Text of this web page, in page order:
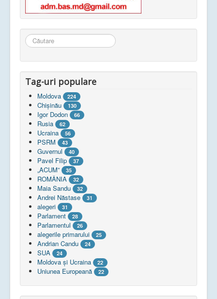
Căutare
...
Tag-uri populare
Moldova 224
Chişinău 130
Igor Dodon 66
Rusia 62
Ucraina 56
PSRM 43
Guvernul 40
Pavel Filip 37
„ACUM” 35
ROMÂNIA 32
Maia Sandu 32
Andrei Năstase 31
alegeri 31
Parlament 28
Parlamentul 26
alegerile primarului 25
Andrian Candu 24
SUA 24
Moldova și Ucraina 22
Uniunea Europeană 22